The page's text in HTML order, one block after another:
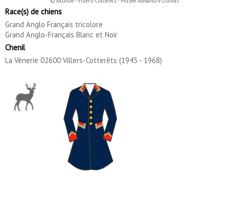
Race(s) de chiens
Grand Anglo Français tricolore
Grand Anglo-Français Blanc et Noir
Chenil
La Vènerie 02600 Villers-Cotterêts (1945 - 1968)